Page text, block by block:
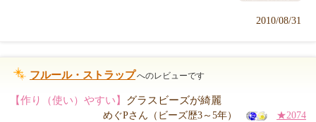
2010/08/31
フルール・ストラップへのレビューです
【作り（使い）やすい】 グラスビーズが綺麗
めぐPさん（ビーズ歴3～5年） ★2074